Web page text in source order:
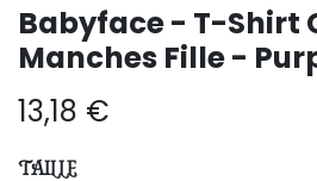
Babyface - T-Shirt
Manches Fille -
13,18 €
TAILLE